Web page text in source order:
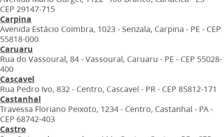
CEP 29147-715
Carpina
Avenida Estácio Coimbra, 1023 - Senzala, Carpina - PE - CEP
55818-000
Caruaru
Rua do Vassoural, 84 - Vassoural, Caruaru - PE - CEP 55028-
400
Cascavel
Rua Pedro Ivo, 832 - Centro, Cascavel - PR - CEP 85812-171
Castanhal
Travessa Floriano Peixoto, 1234 - Centro, Castanhal - PA -
CEP 68742-403
Castro